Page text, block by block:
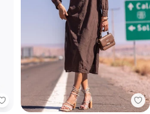
Quintess - Vestido (Marrom)